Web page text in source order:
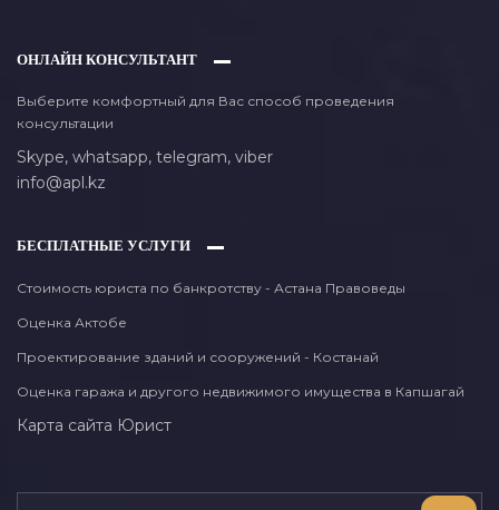
ОНЛАЙН КОНСУЛЬТАНТ
Выберите комфортный для Вас способ проведения
консультации
Skype, whatsapp, telegram, viber
info@apl.kz
БЕСПЛАТНЫЕ УСЛУГИ
Стоимость юриста по банкротству - Астана Правоведы
Оценка Актобе
Проектирование зданий и сооружений - Костанай
Оценка гаража и другого недвижимого имущества в Капшагай
Карта сайта Юрист